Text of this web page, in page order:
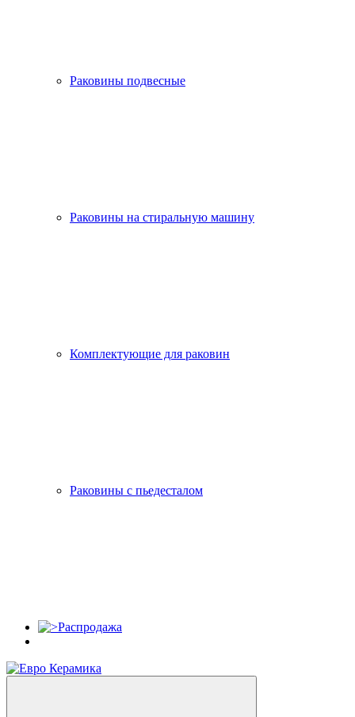
Раковины подвесные
Раковины на стиральную машину
Комплектующие для раковин
Раковины с пьедесталом
Распродажа